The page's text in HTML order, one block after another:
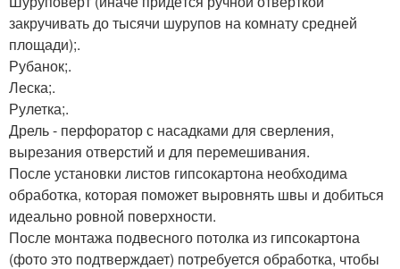
закручивать до тысячи шурупов на комнату средней
площади);.
Рубанок;.
Леска;.
Рулетка;.
Дрель - перфоратор с насадками для сверления,
вырезания отверстий и для перемешивания.
После установки листов гипсокартона необходима
обработка, которая поможет выровнять швы и добиться
идеально ровной поверхности.
После монтажа подвесного потолка из гипсокартона
(фото это подтверждает) потребуется обработка, чтобы